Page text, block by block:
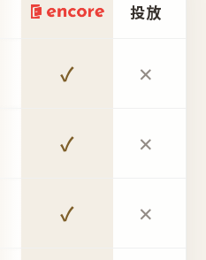
投放
✓ ✕
✓ ✕
✓ ✕